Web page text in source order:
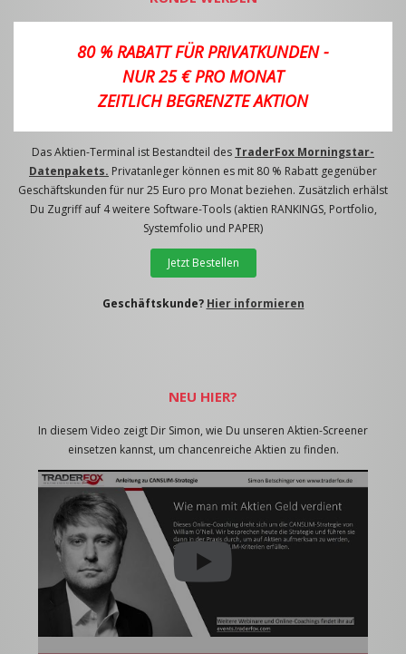
80 % RABATT FÜR PRIVATKUNDEN -
NUR 25 € PRO MONAT
ZEITLICH BEGRENZTE AKTION
Das Aktien-Terminal ist Bestandteil des TraderFox Morningstar-
Datenpakets. Privatanleger können es mit 80 % Rabatt gegenüber
Geschäftskunden für nur 25 Euro pro Monat beziehen. Zusätzlich erhälst
Du Zugriff auf 4 weitere Software-Tools (aktien RANKINGS, Portfolio,
Systemfolio und PAPER)
Jetzt Bestellen
Geschäftskunde? Hier informieren
NEU HIER?
In diesem Video zeigt Dir Simon, wie Du unseren Aktien-Screener
einsetzen kannst, um chancenreiche Aktien zu finden.